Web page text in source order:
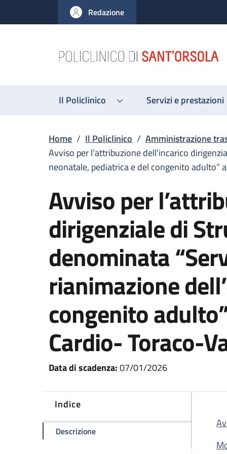
al contenuto principale
to footer content
Redazione
Il Policlinico Servizi e prestazioni
Briciole di pane
Home / Il Policlinico / Amministrazione
Avviso per l’attribuzione dell’incarico
neonatale, pediatrica e del congenito adulto”
Avviso per
dirigenziale di
denominata
rianimazione
congenito
Cardio- Toraco-
Data di scadenza:07/01/2026
Indice
Descrizionedella pagina Avviso per